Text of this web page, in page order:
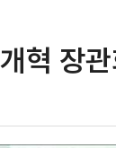
혁 장